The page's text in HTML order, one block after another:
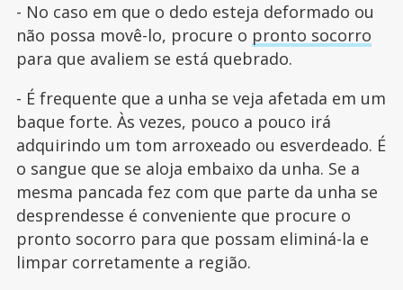
- No caso em que o dedo esteja deformado ou
não possa movê-lo, procure o pronto socorro
para que avaliem se está quebrado.
- É frequente que a unha se veja afetada em um
baque forte. Às vezes, pouco a pouco irá
adquirindo um tom arroxeado ou esverdeado. É
o sangue que se aloja embaixo da unha. Se a
mesma pancada fez com que parte da unha se
desprendesse é conveniente que procure o
pronto socorro para que possam eliminá-la e
limpar corretamente a região.